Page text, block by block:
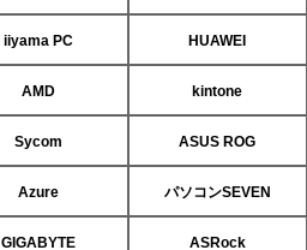
iiyama PC HUAWEI
AMD kintone
Sycom ASUS ROG
Azure パソコンSEVEN
GIGABYTE ASRock